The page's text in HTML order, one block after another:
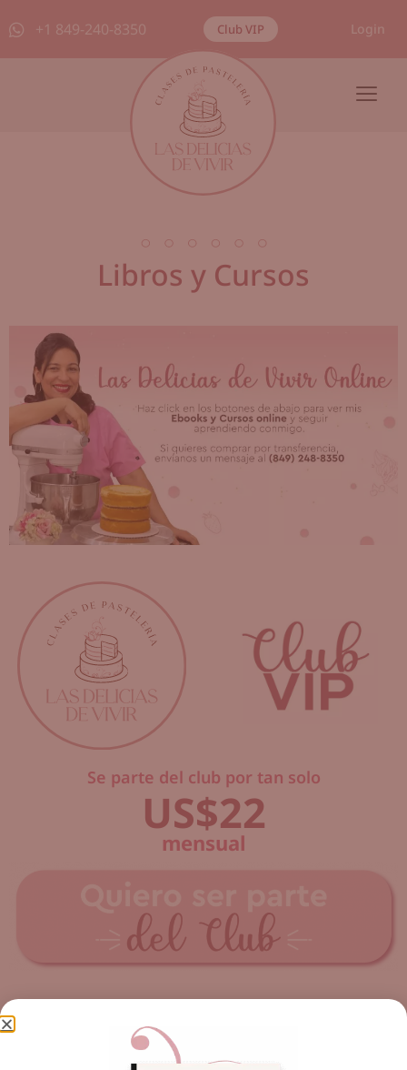
+1 849-240-8350 Club VIP Login
Libros y Cursos
Se parte del club por tan solo
US$22
mensual
Haz click en los botones de abajo para ver mis Ebooks y Cursos
online y seguir aprendiendo conmigo